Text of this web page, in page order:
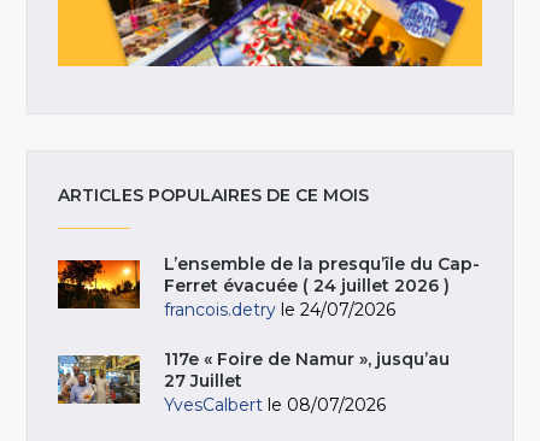
ARTICLES POPULAIRES DE CE MOIS
L’ensemble de la presqu’île du Cap-
Ferret évacuée ( 24 juillet 2026 )
francois.detry le 24/07/2026
117e « Foire de Namur », jusqu’au
27 Juillet
YvesCalbert le 08/07/2026